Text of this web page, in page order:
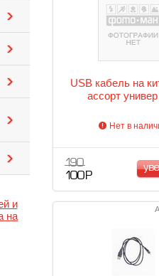
USB кабель на
ассорт
Нет в
190
100 Р